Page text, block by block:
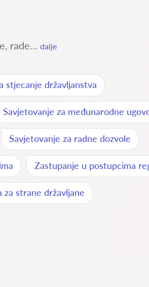
rade... dalje
stjecanje državljanstva
Savjetovanje za međunarodne
Savjetovanje za radne dozvole
Zastupanje u postupcima
za strane državljane